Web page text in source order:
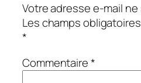
Votre adresse e-mail
Les champs
*
Commentaire*